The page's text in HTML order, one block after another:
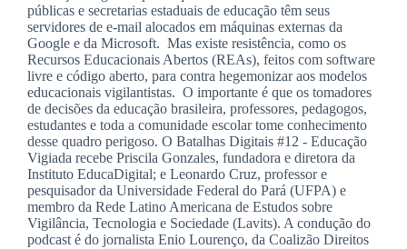
públicas e secretarias estaduais de educação têm seus
servidores de e-mail alocados em máquinas externas da
Google e da Microsoft. Mas existe resistência, como os
Recursos Educacionais Abertos (REAs), feitos com software
livre e código aberto, para contra hegemonizar aos modelos
educacionais vigilantistas. O importante é que os tomadores
de decisões da educação brasileira, professores, pedagogos,
estudantes e toda a comunidade escolar tome conhecimento
desse quadro perigoso. O Batalhas Digitais #12 - Educação
Vigiada recebe Priscila Gonzales, fundadora e diretora da
Instituto EducaDigital; e Leonardo Cruz, professor e
pesquisador da Universidade Federal do Pará (UFPA) e
membro da Rede Latino Americana de Estudos sobre
Vigilância, Tecnologia e Sociedade (Lavits). A condução do
podcast é do jornalista Enio Lourenço, da Coalizão Direitos